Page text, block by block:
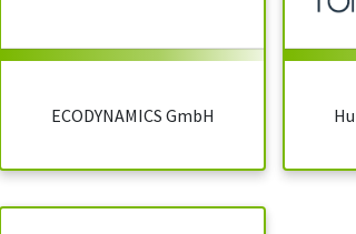
ECODYNAMICS GmbH